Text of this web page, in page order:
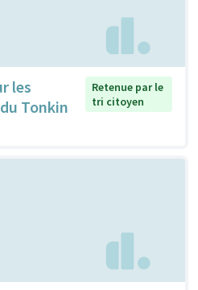
les
Tonkin
Retenue par le
tri citoyen